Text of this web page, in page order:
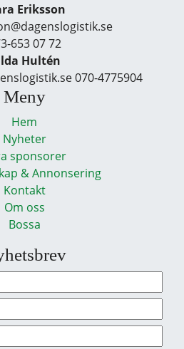
Eriksson
653 07 72
Hultén
070-4775904
Meny
Hem
Nyheter
sponsorer
& Annonsering
Kontakt
Om oss
Bossa